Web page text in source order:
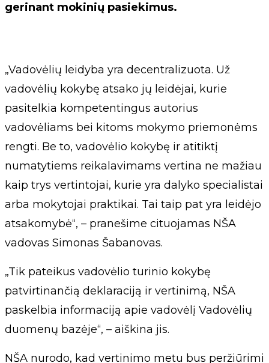
gerinant mokinių pasiekimus.
„Vadovėlių leidyba yra decentralizuota. Už
vadovėlių kokybę atsako jų leidėjai, kurie
pasitelkia kompetentingus autorius
vadovėliams bei kitoms mokymo priemonėms
rengti. Be to, vadovėlio kokybę ir atitiktį
numatytiems reikalavimams vertina ne mažiau
kaip trys vertintojai, kurie yra dalyko specialistai
arba mokytojai praktikai. Tai taip pat yra leidėjo
atsakomybė“, – pranešime cituojamas NŠA
vadovas Simonas Šabanovas.
„Tik pateikus vadovėlio turinio kokybę
patvirtinančią deklaraciją ir vertinimą, NŠA
paskelbia informaciją apie vadovėlį Vadovėlių
duomenų bazėje“, – aiškina jis.
NŠA nurodo, kad vertinimo metu bus peržiūrimi